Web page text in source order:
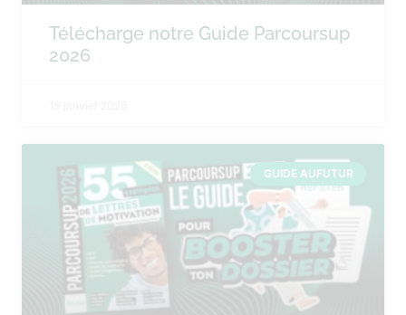
Télécharge notre Guide Parcoursup
2026
GUIDE AUFUTUR